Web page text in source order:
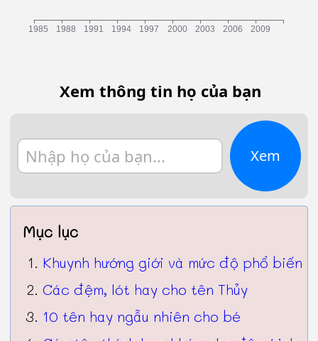
Xem thông tin họ của bạn
Xem
Mục lục
Khuynh hướng giới và mức độ phổ biến
Các đệm, lót hay cho tên Thủy
10 tên hay ngẫu nhiên cho bé